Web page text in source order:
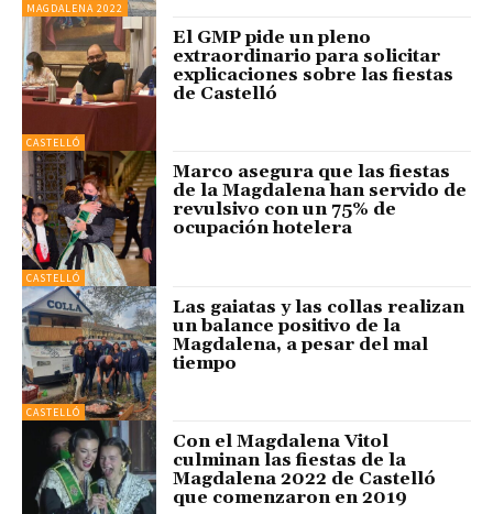
MAGDALENA 2022
CASTELLÓ
El GMP pide un pleno
extraordinario para solicitar
explicaciones sobre las fiestas
de Castelló
CASTELLÓ
Marco asegura que las fiestas
de la Magdalena han servido de
revulsivo con un 75% de
ocupación hotelera
CASTELLÓ
Las gaiatas y las collas realizan
un balance positivo de la
Magdalena, a pesar del mal
tiempo
Con el Magdalena Vitol
culminan las fiestas de la
Magdalena 2022 de Castelló
que comenzaron en 2019